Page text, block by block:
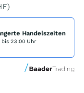
Handelszeiten
bis 23:00 Uhr